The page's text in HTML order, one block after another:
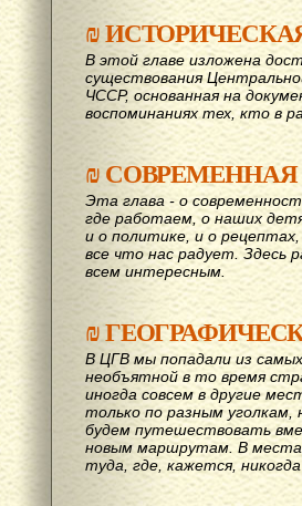
₪
В этой главе изложена
существования
ЧССР, основанная на
воспоминаниях тех, кто в
₪СОВРЕМЕННАЯ
Эта глава - о
где работаем, о наших
и о политике, и о
все что нас радует. Здесь
всем интересным.
₪
В ЦГВ мы попадали из
необъятной в то время
иногда совсем в другие
только по разным
будем путешествовать
новым маршрутам. В
туда, где, кажется,